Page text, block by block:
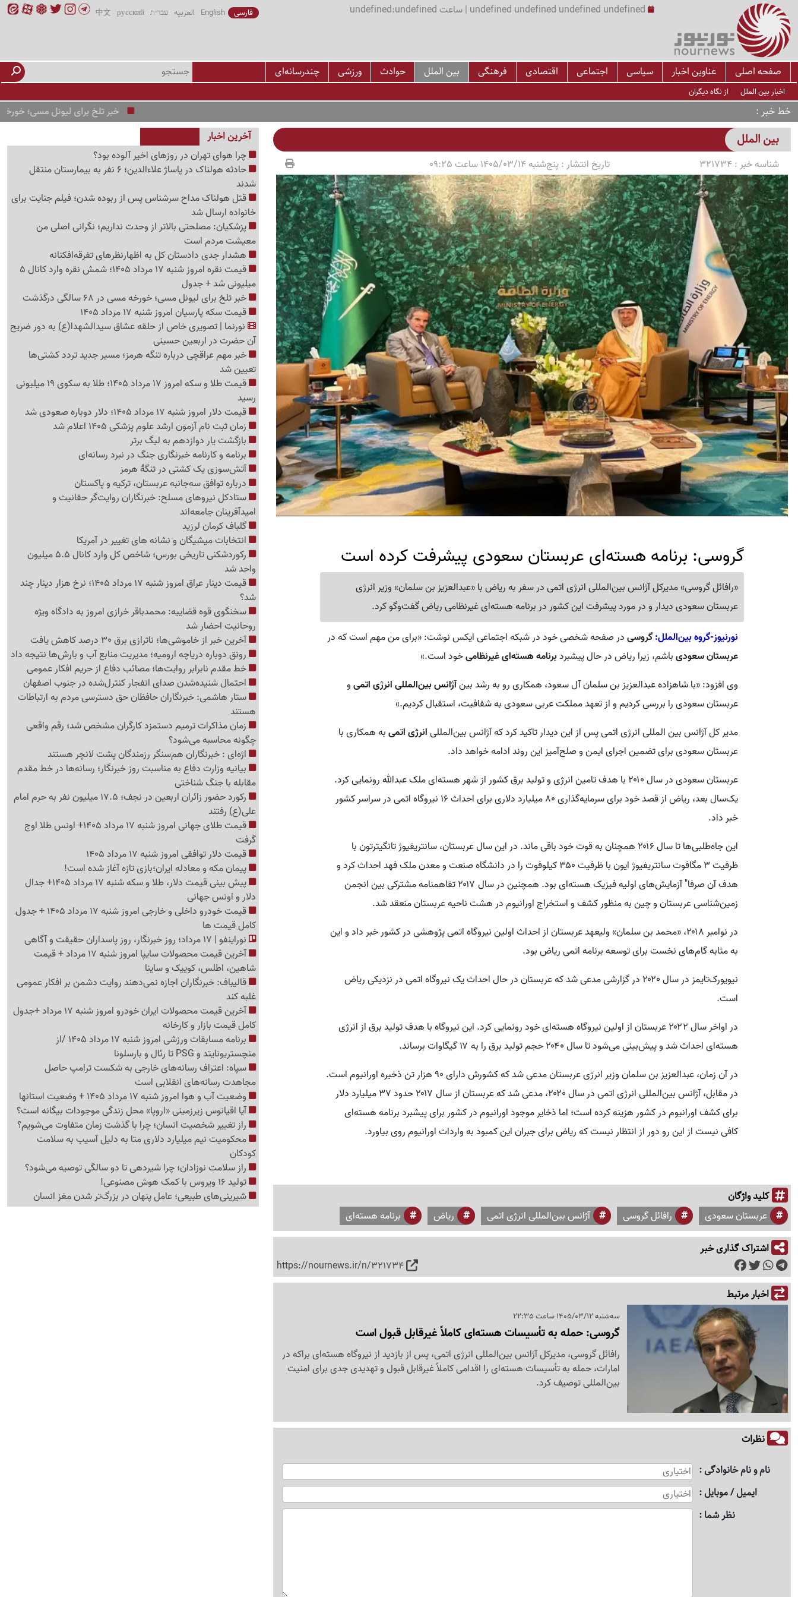
undefined undefined undefined undefined | ساعت undefined:undefined فارسی English العربیه עברית русский
中文
صفحه اصلی عناوین اخبار سیاسی اجتماعی اقتصادی فرهنگی بین الملل حوادث ورزشی چندرسانه‌ای
اخبار بین الملل از نگاه دیگران
خط خبر خبر تلخ برای لیونل مسی؛ خورخه مسی در 68 سالگی
بین الملل
شناسه خبر :321734 تاریخ انتشار :پنج‌شنبه 1405/03/14 ساعت 09:25
گروسی: برنامه هسته‌ای عربستان سعودی پیشرفت کرده است
«رافائل گروسی» مدیرکل آژانس بین‌المللی انرژی اتمی در سفر به ریاض با «عبدالعزیز بن سلمان» وزیر انرژی
عربستان سعودی دیدار و در مورد پیشرفت این کشور در برنامه هسته‌ای غیرنظامی ریاض گفت‌وگو کرد.
نورنیوز-گروه بین‌الملل:گروسیدر صفحه شخصی خود در شبکه اجتماعی ایکس نوشت: «برای من مهم است که در
عربستان سعودیباشم، زیرا ریاض در حال پیشبردبرنامه هسته‌ای غیرنظامیخود است.»
وی افزود: «با شاهزاده عبدالعزیز بن سلمان آل سعود، همکاری رو به رشد بینآژانس بین‌المللی انرژی اتمیو
عربستان سعودی را بررسی کردیم و از تعهد مملکت عربی سعودی به شفافیت، استقبال کردیم.»
مدیر کل آژانس بین المللی انرژی اتمی پس از این دیدار تاکید کرد که آژانس بین‌المللیانرژی اتمیبه همکاری با
عربستان سعودی برای تضمین اجرای ایمن و صلح‌آمیز این روند ادامه خواهد داد.
عربستان سعودی در سال ۲۰۱۰ با هدف تامین انرژی و تولید برق کشور از شهر هسته‌ای ملک عبدالله رونمایی کرد.
یک‌سال بعد، ریاض از قصد خود برای سرمایه‌گذاری ۸۰ میلیارد دلاری برای احداث ۱۶ نیروگاه اتمی در سراسر کشور
خبر داد.
این جاه‌طلبی‌ها تا سال ۲۰۱۶ همچنان به قوت خود باقی ماند. در این سال عربستان، سانتریفیوژ تانگیترتون با
ظرفیت ۳ مگافوت سانتریفیوژ ایون با ظرفیت ۳۵۰ کیلوفوت را در دانشگاه صنعت و معدن ملک فهد احداث کرد و
هدف آن صرفا" آزمایش‌های اولیه فیزیک هسته‌ای بود. همچنین در سال ۲۰۱۷ تفاهمنامه مشترکی بین انجمن
زمین‌شناسی عربستان و چین به منظور کشف و استخراج اورانیوم در هشت ناحیه عربستان منعقد شد.
در نوامبر ۲۰۱۸، «محمد بن سلمان» ولیعهد عربستان از احداث اولین نیروگاه اتمی پژوهشی در کشور خبر داد و این
به مثابه گام‌های نخست برای توسعه برنامه اتمی ریاض بود.
نیویورک‌تایمز در سال ۲۰۲۰ در گزارشی مدعی شد که عربستان در حال احداث یک نیروگاه اتمی در نزدیکی ریاض
است.
در اواخر سال ۲۰۲۲ عربستان از اولین نیروگاه هسته‌ای خود رونمایی کرد. این نیروگاه با هدف تولید برق از انرژی
هسته‌ای احداث شد و پیش‌بینی می‌شود تا سال ۲۰۴۰ حجم تولید برق را به ۱۷ گیگاوات برساند.
در آن زمان، عبدالعزیز بن سلمان وزیر انرژی عربستان مدعی شد که کشورش دارای ۹۰ هزار تن ذخیره اورانیوم است.
در مقابل، آژانس بین‌المللی انرژی اتمی در سال ۲۰۲۰، مدعی شد که عربستان از سال ۲۰۱۷ حدود ۳۷ میلیارد دلار
برای کشف اورانیوم در کشور هزینه کرده است؛ اما ذخایر موجود اورانیوم در کشور برای پیشبرد برنامه هسته‌ای
کافی نیست از این رو دور از انتظار نیست که ریاض برای جبران این کمبود به واردات اورانیوم روی بیاورد.
کلید واژگان
عربستان سعودی رافائل گروسی آژانس بین‌المللی انرژی اتمی ریاض برنامه هسته‌ای
اشتراک گذاری خبر
https://nournews.ir/n/321734
اخبار مرتبط
سه‌شنبه 1405/03/12 ساعت 22:35
گروسی: حمله به تأسیسات هسته‌ای کاملاً غیرقابل قبول است
رافائل گروسی، مدیرکل آژانس بین‌المللی انرژی اتمی، پس از بازدید از نیروگاه هسته‌ای براکه در
امارات، حمله به تأسیسات هسته‌ای را اقدامی کاملاً غیرقابل قبول و تهدیدی جدی برای امنیت
بین‌المللی توصیف کرد.
نظرات
نام و نام خانوادگی
ایمیل / موبایل
نظر شما
آخرین اخبار
چرا هوای تهران در روزهای اخیر آلوده بود؟
حادثه هولناک در پاساژ علاءالدین؛ 6 نفر به بیمارستان منتقل
شدند
قتل هولناک مداح سرشناس پس از ربوده شدن؛ فیلم جنایت برای
خانواده ارسال شد
پزشکیان: مصلحتی بالاتر از وحدت نداریم؛ نگرانی اصلی من
معیشت مردم است
هشدار جدی دادستان کل به اظهارنظرهای تفرقه‌افکنانه
قیمت نقره امروز شنبه 17 مرداد 1405؛ شمش نقره وارد کانال 5
میلیونی شد + جدول
خبر تلخ برای لیونل مسی؛ خورخه مسی در 68 سالگی درگذشت
قیمت سکه پارسیان امروز شنبه 17 مرداد 1405
نورنما | تصویری خاص از حلقه عشاق سیدالشهدا(ع) به دور ضریح
آن حضرت در اربعین حسینی
خبر مهم عراقچی درباره تنگه هرمز؛ مسیر جدید تردد کشتی‌ها
تعیین شد
قیمت طلا و سکه امروز 17 مرداد 1405؛ طلا به سکوی 19 میلیونی
رسید
قیمت دلار امروز شنبه 17 مرداد 1405؛ دلار دوباره صعودی شد
زمان ثبت نام آزمون ارشد علوم پزشکی 1405 اعلام شد
بازگشت یار دوازدهم به لیگ برتر
برنامه و کارنامه خبرنگاری جنگ در نبرد رسانه‌ای
آتش‌سوزی یک کشتی در تنگهٔ هرمز
درباره توافق سه‌جانبه عربستان، ترکیه و پاکستان
ستادکل نیروهای مسلح: خبرنگاران روایت‌گر حقانیت و
امیدآفرینان جامعه‌اند
گلباف کرمان لرزید
انتخابات میشیگان و نشانه های تغییر در آمریکا
رکوردشکنی تاریخی بورس؛ شاخص کل وارد کانال 5.5 میلیون
واحد شد
قیمت دینار عراق امروز شنبه 17 مرداد 1405؛ نرخ هزار دینار چند
شد؟
سخنگوی قوه قضاییه: محمدباقر خرازی امروز به دادگاه ویژه
روحانیت احضار شد
آخرین خبر از خاموشی‌ها؛ ناترازی برق 30 درصد کاهش یافت
رونق دوباره دریاچه ارومیه؛ مدیریت منابع آب و بارش‌ها نتیجه داد
خط مقدم نابرابر روایت‌ها؛ مصائب دفاع از حریم افکار عمومی
احتمال شنیده‌شدن صدای انفجار کنترل‌شده در جنوب اصفهان
ستار هاشمی: خبرنگاران حافظان حق دسترسی مردم به ارتباطات
هستند
زمان مذاکرات ترمیم دستمزد کارگران مشخص شد؛ رقم واقعی
چگونه محاسبه می‌شود؟
اژه‌ای : خبرنگاران هم‌سنگر رزمندگان پشت لانچر هستند
بیانیه وزارت دفاع به مناسبت روز خبرنگار؛ رسانه‌ها در خط مقدم
مقابله با جنگ شناختی
رکورد حضور زائران اربعین در نجف؛ 17.5 میلیون نفر به حرم امام
علی(ع) رفتند
قیمت طلای جهانی امروز شنبه 17 مرداد 1405+ اونس طلا اوج
گرفت
قیمت دلار توافقی امروز شنبه 17 مرداد 1405
پیمان مکه و معادله ایران؛بازی تازه آغاز شده است!
پیش ‌بینی قیمت دلار، طلا و سکه شنبه 17 مرداد 1405+ جدال
دلار و اونس جهانی
قیمت خودرو داخلی و خارجی امروز شنبه 17 مرداد 1405 + جدول
کامل قیمت ها
نوراینفو | 17 مرداد؛ روز خبرنگار، روز پاسداران حقیقت و آگاهی
آخرین قیمت محصولات سایپا امروز شنبه 17 مرداد + قیمت
شاهین، اطلس، کوییک و ساینا
قالیباف: خبرنگاران اجازه نمی‌دهند روایت دشمن بر افکار عمومی
غلبه کند
آخرین قیمت محصولات ایران خودرو امروز شنبه 17 مرداد +جدول
کامل قیمت بازار و کارخانه
برنامه مسابقات ورزشی امروز شنبه 17 مرداد 1405 /از
منچستریونایتد و PSG تا رئال و بارسلونا
سپاه: اعتراف رسانه‌های خارجی به شکست ترامپ حاصل
مجاهدت رسانه‌های انقلابی است
وضعیت آب و هوا امروز شنبه 17 مرداد 1405 + وضعیت استانها
آیا اقیانوس زیرزمینی «اروپا» محل زندگی موجودات بیگانه است؟
راز تغییر شخصیت انسان؛ چرا با گذشت زمان متفاوت می‌شویم؟
محکومیت نیم میلیارد دلاری متا به دلیل آسیب به سلامت
کودکان
راز سلامت نوزادان؛ چرا شیردهی تا دو سالگی توصیه می‌شود؟
تولید 16 ویروس با کمک هوش مصنوعی!
شیرینی‌های طبیعی؛ عامل پنهان در بزرگ‌تر شدن مغز انسان